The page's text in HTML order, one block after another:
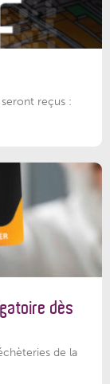
reçus :
dès
de la